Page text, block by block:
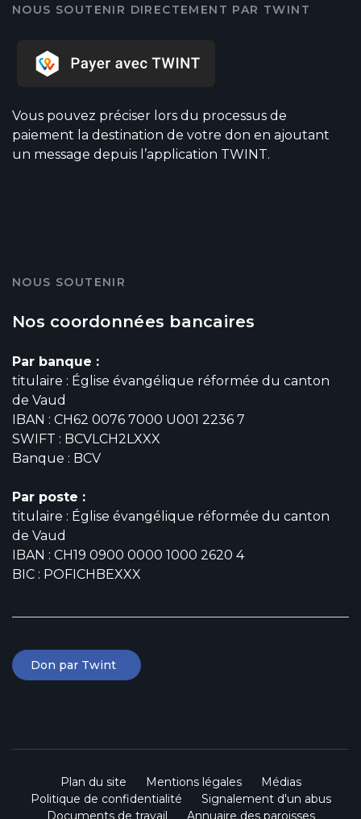
NOUS SOUTENIR DIRECTEMENT PAR TWINT
Vous pouvez préciser lors du processus de
paiement la destination de votre don en ajoutant
un message depuis l’application TWINT.
NOUS SOUTENIR
Nos coordonnées bancaires
Par banque :
titulaire : Église évangélique réformée du canton
de Vaud
IBAN : CH62 0076 7000 U001 2236 7
SWIFT : BCVLCH2LXXX
Banque : BCV
Par poste :
titulaire : Église évangélique réformée du canton
de Vaud
IBAN : CH19 0900 0000 1000 2620 4
BIC : POFICHBEXXX
Don par Twint
Plan du site Mentions légales
Médias
Politique de confidentialité
Signalement d'un abus